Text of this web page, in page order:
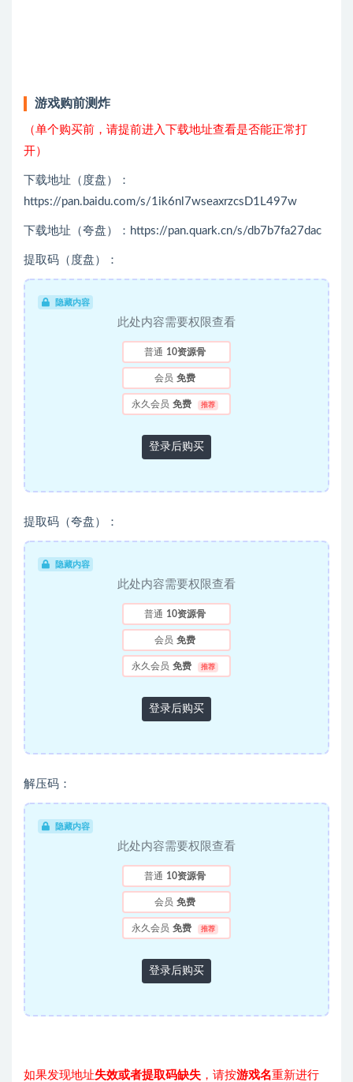
游戏购前测炸
（单个购买前，请提前进入下载地址查看是否能正常打
开）
下载地址（度盘）：
https://pan.baidu.com/s/1ik6nl7wseaxrzcsD1L497w
下载地址（夸盘）：https://pan.quark.cn/s/db7b7fa27dac
提取码（度盘）：
隐藏内容
此处内容需要权限查看
普通 10资源骨
会员 免费
永久会员 免费 推荐
登录后购买
提取码（夸盘）：
隐藏内容
此处内容需要权限查看
普通 10资源骨
会员 免费
永久会员 免费 推荐
登录后购买
解压码：
隐藏内容
此处内容需要权限查看
普通 10资源骨
会员 免费
永久会员 免费 推荐
登录后购买
如果发现地址失效或者提取码缺失 ，请按游戏名重新进行